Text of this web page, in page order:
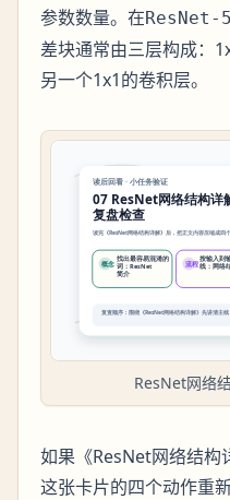
参数数量。在ResNet-
差块通常由三层构成：
另一个1x1的卷积层。
ResNet网络
如果《ResNet网络结构
这张卡片的四个动作重新